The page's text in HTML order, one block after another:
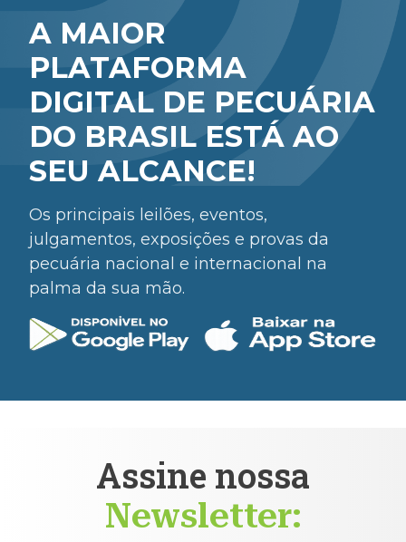
A MAIOR
PLATAFORMA
DIGITAL DE PECUÁRIA
DO BRASIL ESTÁ AO
SEU ALCANCE!
Os principais leilões, eventos,
julgamentos, exposições e provas da
pecuária nacional e internacional na
palma da sua mão.
Assine nossa
Newsletter: